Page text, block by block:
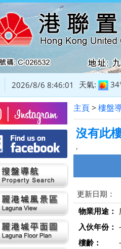
2026/8/6 8:46:02 天氣:
主頁>樓盤
沒有此
,
更新日期：
物業用途：
入伙年份：
樓齡：